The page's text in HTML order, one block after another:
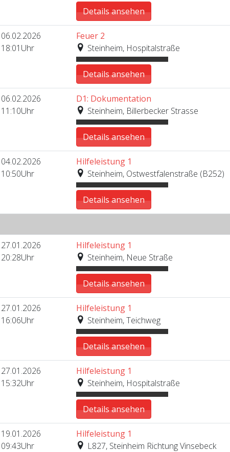
Details ansehen
06.02.2026
18:01Uhr
Feuer 2
Steinheim, Hospitalstraße
Details ansehen
06.02.2026
11:10Uhr
D1: Dokumentation
Steinheim, Billerbecker Strasse
Details ansehen
04.02.2026
10:50Uhr
Hilfeleistung 1
Steinheim, Ostwestfalenstraße (B252)
Details ansehen
27.01.2026
20:28Uhr
Hilfeleistung 1
Steinheim, Neue Straße
Details ansehen
27.01.2026
16:06Uhr
Hilfeleistung 1
Steinheim, Teichweg
Details ansehen
27.01.2026
15:32Uhr
Hilfeleistung 1
Steinheim, Hospitalstraße
Details ansehen
19.01.2026
09:43Uhr
Hilfeleistung 1
L827, Steinheim Richtung Vinsebeck